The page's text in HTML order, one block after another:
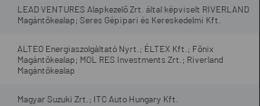
LEAD VENTURES Alapkezelő Zrt. által képviselt RIVERLAND
Magántőkealap; Seres Gépipari és Kereskedelmi Kft.
ALTEO Energiaszolgáltató Nyrt.; ÉLTEX Kft.; Főnix
Magántőkealap; MOL RES Investments Zrt.; Riverland
Magántőkealap
Magyar Suzuki Zrt.; ITC Auto Hungary Kft.